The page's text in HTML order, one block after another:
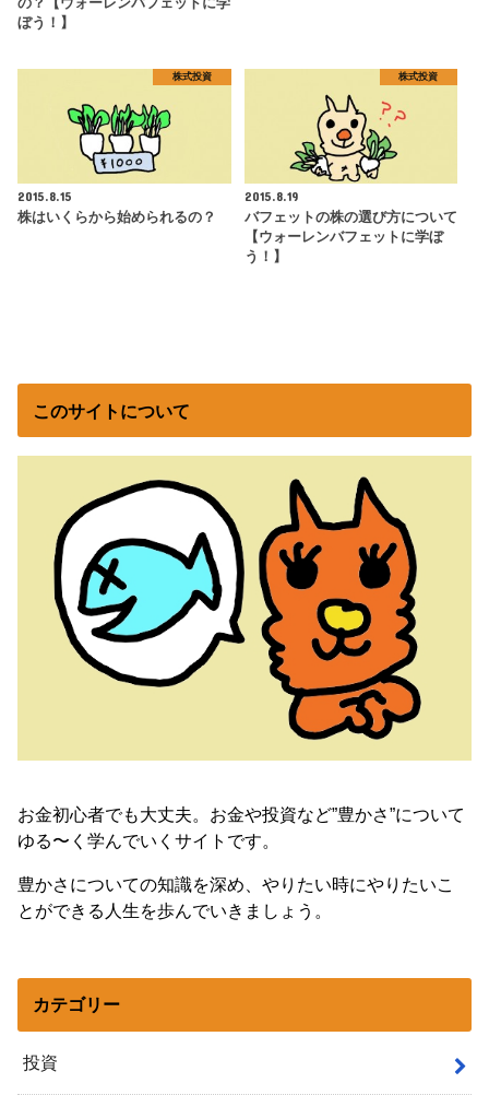
の？【ウォーレンバフェットに学
ぼう！】
株式投資
2015.8.15
株はいくらから始められるの？
株式投資
2015.8.19
バフェットの株の選び方について
【ウォーレンバフェットに学ぼ
う！】
このサイトについて
お金初心者でも大丈夫。お金や投資など”豊かさ”について
ゆる〜く学んでいくサイトです。
豊かさについての知識を深め、やりたい時にやりたいこ
とができる人生を歩んでいきましょう。
カテゴリー
投資